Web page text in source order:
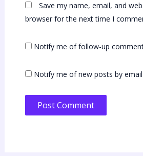
Save my name, email, and
browser for the next time I
Notify me of follow-up
Notify me of new posts by email.